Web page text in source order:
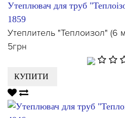
Утеплювач для труб
1859
Утеплитель "Теплоизол" (6
5грн
КУПИТИ